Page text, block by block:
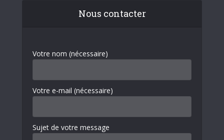
Nous contacter
Votre nom (nécessaire)
Votre e-mail (nécessaire)
Sujet de votre message